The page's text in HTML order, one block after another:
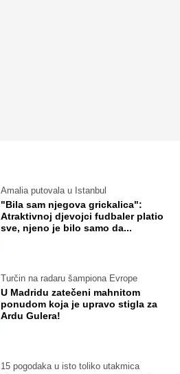
Amalia putovala u Istanbul
"Bila sam njegova grickalica":
Atraktivnoj djevojci fudbaler platio
sve, njeno je bilo samo da...
Turčin na radaru šampiona Evrope
U Madridu zatečeni mahnitom
ponudom koja je upravo stigla za
Ardu Gulera!
15 pogodaka u isto toliko utakmica